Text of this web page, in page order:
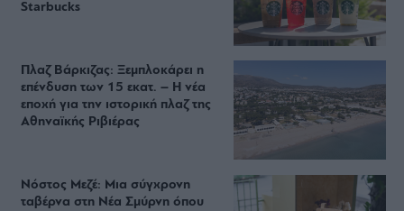
Starbucks
Πλαζ Βάρκιζας: Ξεμπλοκάρει η
επένδυση των 15 εκατ. – Η νέα
εποχή για την ιστορική πλαζ της
Αθηναϊκής Ριβιέρας
Νόστος Μεζέ: Μια σύγχρονη
ταβέρνα στη Νέα Σμύρνη όπου